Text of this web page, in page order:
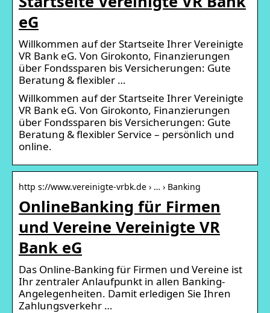
eG
Willkommen auf der Startseite Ihrer Vereinigte
VR Bank eG. Von Girokonto, Finanzierungen
über Fondssparen bis Versicherungen: Gute
Beratung & flexibler …
Willkommen auf der Startseite Ihrer Vereinigte
VR Bank eG. Von Girokonto, Finanzierungen
über Fondssparen bis Versicherungen: Gute
Beratung & flexibler Service – persönlich und
online.
http s://www.vereinigte-vrbk.de › … › Banking
OnlineBanking für Firmen
und Vereine Vereinigte VR
Bank eG
Das Online-Banking für Firmen und Vereine ist
Ihr zentraler Anlaufpunkt in allen Banking-
Angelegenheiten. Damit erledigen Sie Ihren
Zahlungsverkehr …